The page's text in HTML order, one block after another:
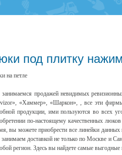
под плитку
на петле
продажей невидимых
«Хаммер», «Шаркон», , все эти
продукции, ими пользуются во всех
по-настоящему качественных
вы можете приобрести все линейки данных
доставкой не только по Москве и
регион. Здесь вы найдете самые выгодные